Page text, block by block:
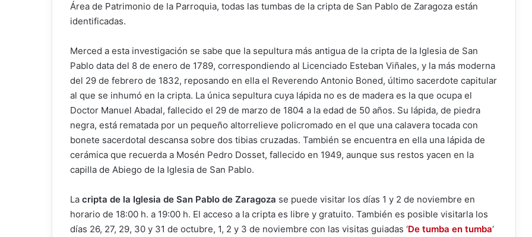
Área de Patrimonio de la Parroquia, todas las tumbas de la cripta de San Pablo de Zaragoza están
identificadas.
Merced a esta investigación se sabe que la sepultura más antigua de la cripta de la Iglesia de San
Pablo data del 8 de enero de 1789, correspondiendo al Licenciado Esteban Viñales, y la más moderna
del 29 de febrero de 1832, reposando en ella el Reverendo Antonio Boned, último sacerdote capitular
al que se inhumó en la cripta. La única sepultura cuya lápida no es de madera es la que ocupa el
Doctor Manuel Abadal, fallecido el 29 de marzo de 1804 a la edad de 50 años. Su lápida, de piedra
negra, está rematada por un pequeño altorrelieve policromado en el que una calavera tocada con
bonete sacerdotal descansa sobre dos tibias cruzadas. También se encuentra en ella una lápida de
cerámica que recuerda a Mosén Pedro Dosset, fallecido en 1949, aunque sus restos yacen en la
capilla de Abiego de la Iglesia de San Pablo.
La cripta de la Iglesia de San Pablo de Zaragoza se puede visitar los días 1 y 2 de noviembre en
horario de 18:00 h. a 19:00 h. El acceso a la cripta es libre y gratuito. También es posible visitarla los
días 26, 27, 29, 30 y 31 de octubre, 1, 2 y 3 de noviembre con las visitas guiadas ‘De tumba en tumba‘